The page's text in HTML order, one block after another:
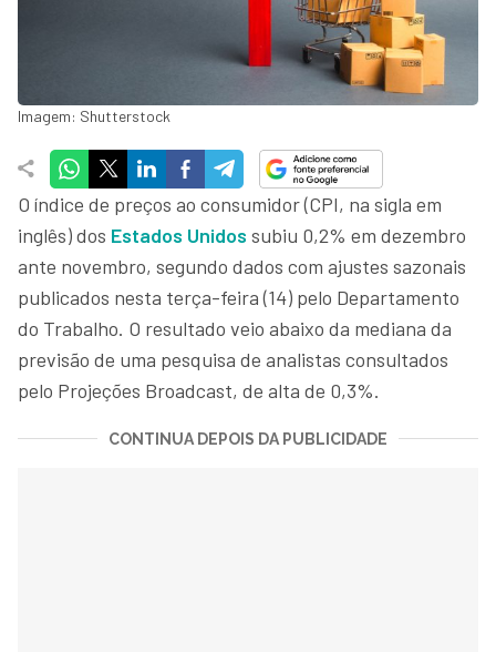
Imagem: Shutterstock
O índice de preços ao consumidor (CPI, na sigla em
inglês) dos Estados Unidos subiu 0,2% em dezembro
ante novembro, segundo dados com ajustes sazonais
publicados nesta terça-feira (14) pelo Departamento
do Trabalho. O resultado veio abaixo da mediana da
previsão de uma pesquisa de analistas consultados
pelo Projeções Broadcast, de alta de 0,3%.
CONTINUA DEPOIS DA PUBLICIDADE